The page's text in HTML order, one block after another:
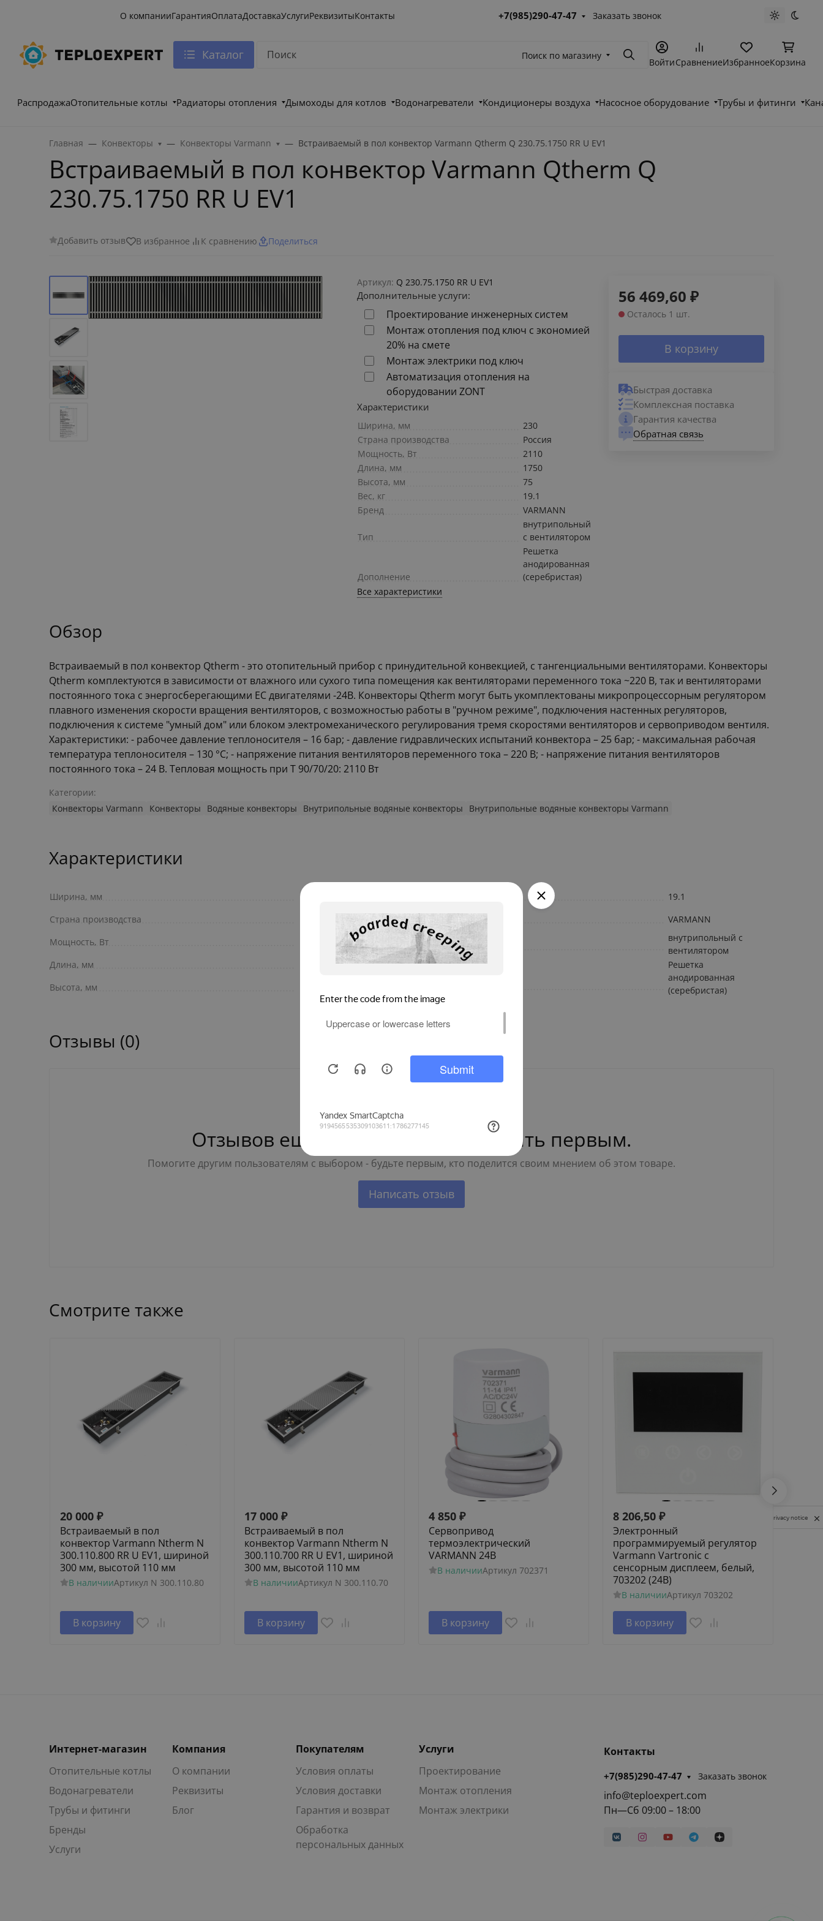
О компанииГарантияОплатаДоставкаУслугиРеквизитыКонтакты +7(985)290-47-47 Заказать звонок Светлая
Каталог Поиск по магазину ПоискВойтиСравнениеИзбранноеКорзина
РаспродажаОтопительные котлы Радиаторы отопления Дымоходы для котлов Водонагреватели Кондиционеры воздуха Насосное оборудование Трубы и фитинги
Главная Конвекторы Конвекторы Varmann Встраиваемый в пол конвектор Varmann Qtherm Q 230.75.1750 RR U EV1
Встраиваемый в пол конвектор Varmann Qtherm Q
230.75.1750 RR U EV1
Добавить отзыв В избранное К сравнению Поделиться
Артикул: Q 230.75.1750 RR U EV1
Дополнительные услуги:
Проектирование инженерных систем
Монтаж отопления под ключ с экономией
20% на смете
Монтаж электрики под ключ
Автоматизация отопления на
оборудовании ZONT
Характеристики
Ширина, мм
230
Страна производства
Россия
Мощность, Вт
2110
Длина, мм
1750
Высота, мм
75
Вес, кг
19.1
Бренд
VARMANN
Тип
внутрипольный
с вентилятором
Дополнение
Решетка
анодированная
(серебристая)
Все характеристики
56 469,60 ₽
Осталось 1 шт.
В корзину
Быстрая доставка
Комплексная поставка
Гарантия качества
Обратная связь
Обзор
Встраиваемый в пол конвектор Qtherm - это отопительный прибор с принудительной конвекцией, с тангенциальными вентиляторами. Конвекторы
Qtherm комплектуются в зависимости от влажного или сухого типа помещения как вентиляторами переменного тока ~220 В, так и вентиляторами
постоянного тока с энергосберегающими EC двигателями -24В. Конвекторы Qtherm могут быть укомплектованы микропроцессорным регулятором
плавного изменения скорости вращения вентиляторов, с возможностью работы в "ручном режиме", подключения настенных регуляторов,
подключения к системе "умный дом" или блоком электромеханического регулирования тремя скоростями вентиляторов и сервоприводом вентиля.
Характеристики: - рабочее давление теплоносителя – 16 бар; - давление гидравлических испытаний конвектора – 25 бар; - максимальная рабочая
температура теплоносителя – 130 °С; - напряжение питания вентиляторов переменного тока – 220 В; - напряжение питания вентиляторов
постоянного тока – 24 В. Тепловая мощность при Т 90/70/20: 2110 Вт
Категории:
Конвекторы Varmann
Конвекторы Водяные конвекторы Внутрипольные водяные конвекторы Внутрипольные водяные конвекторы Varmann
Характеристики
Ширина, мм
Страна производства
Мощность, Вт
Длина, мм
Высота, мм
19.1
VARMANN
Тип
внутрипольный с
вентилятором
Решетка
анодированная
(серебристая)
Отзывы (0)
Отзывов ещё нет — ваш может стать первым.
Помогите другим пользователям с выбором - будьте первым, кто поделится своим мнением об этом товаре.
Написать отзыв
Смотрите также
20 000 ₽
Встраиваемый в пол
конвектор Varmann Ntherm N
300.110.800 RR U EV1, шириной
300 мм, высотой 110 мм
В наличииАртикул N 300.110.80
В корзину
17 000 ₽
Встраиваемый в пол
конвектор Varmann Ntherm N
300.110.700 RR U EV1, шириной
300 мм, высотой 110 мм
В наличииАртикул N 300.110.70
В корзину
4 850 ₽
Сервопривод
термоэлектрический
VARMANN 24В
В наличииАртикул 702371
В корзину
8 206,50 ₽
Электронный
программируемый регулятор
Varmann Vartronic с
сенсорным дисплеем, белый,
703202 (24В)
В наличииАртикул 703202
В корзину
8
Интернет-магазин
Отопительные котлы
Водонагреватели
Трубы и фитинги
Бренды
Услуги
Компания
О компании
Реквизиты
Блог
Покупателям
Условия оплаты
Условия доставки
Гарантия и возврат
Обработка
персональных данных
Услуги
Проектирование
Монтаж отопления
Монтаж электрики
Контакты
+7(985)290-47-47 Заказать звонок
info@teploexpert.com
Пн—Сб 09:00 – 18:00
Privacy notice